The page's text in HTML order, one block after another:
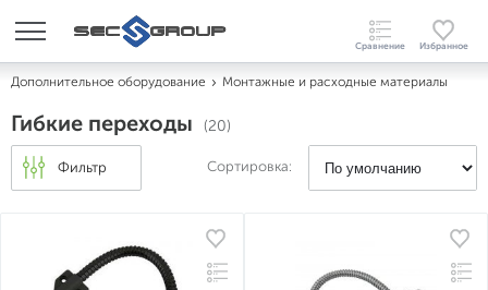
Дополнительное оборудование Монтажные и расходные материалы
Гибкие переходы (20)
Фильтр Сортировка: